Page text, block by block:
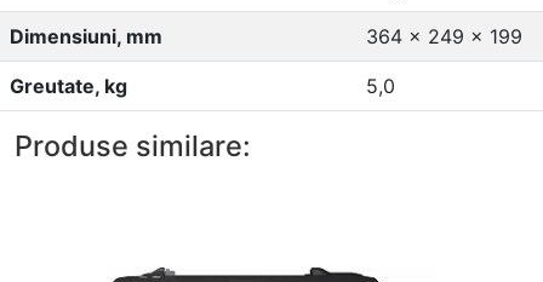
Dimensiuni, mm 364 x 249 x 199
Greutate, kg 5,0
Produse similare: